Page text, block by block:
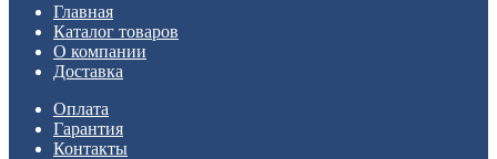
Главная
Каталог товаров
О компании
Доставка
Оплата
Гарантия
Контакты